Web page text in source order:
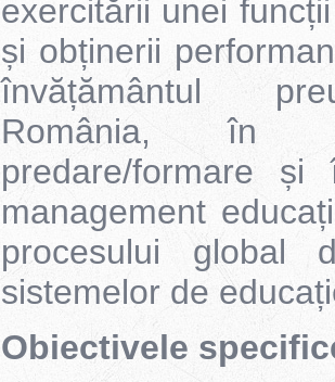
exercitării unei
și obținerii
învățământul
România, în
predare/formare
management
procesului global
sistemelor de
Obiectivele